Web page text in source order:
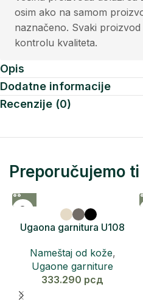
osim ako na samom
naznačeno. Svaki
kontrolu kvaliteta.
Opis
Dodatne informacije
Recenzije (0)
Preporučujemo ti
Ugaona garnitura U108
Nameštaj od kože,
Ugaone garniture
333.290 рсд